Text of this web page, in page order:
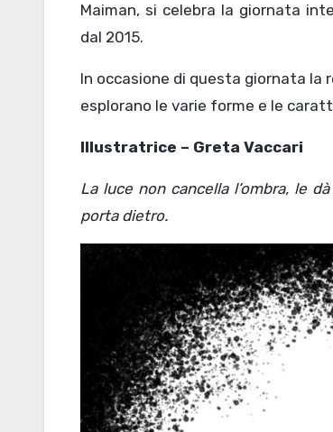
Maiman, si celebra la giornata
dal 2015.
In occasione di questa giornata la
esplorano le varie forme e le
Illustratrice – Greta Vaccari
La luce non cancella l’ombra, le
porta dietro.